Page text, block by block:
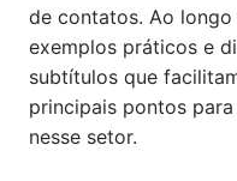
de contatos. Ao
exemplos práticos e
subtítulos que
principais pontos
nesse setor.